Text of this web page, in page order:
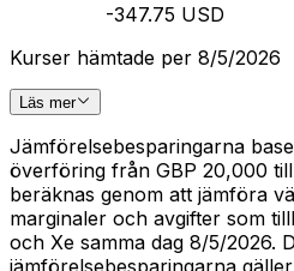
-347.75 USD
Kurser hämtade per 8/5/2026
Läs mer
Jämförelsebesparingarna
överföring från GBP 20,000
beräknas genom att jämföra
marginaler och avgifter som
och Xe samma dag 8/5/2026.
jämförelsebesparingarna